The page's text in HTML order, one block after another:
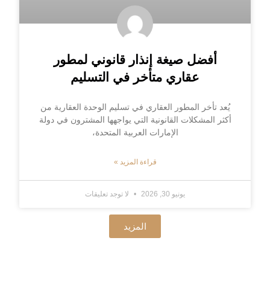
أفضل صيغة إنذار قانوني لمطور
عقاري متأخر في التسليم
يُعد تأخر المطور العقاري في تسليم الوحدة العقارية من
أكثر المشكلات القانونية التي يواجهها المشترون في دولة
الإمارات العربية المتحدة،
قراءة المزيد »
يونيو 30, 2026 لا توجد تعليقات
المزيد